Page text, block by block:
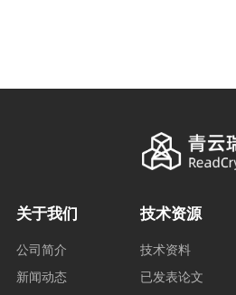
技术资源
技术资料
已发表论文
关于我们
公司简介
新闻动态